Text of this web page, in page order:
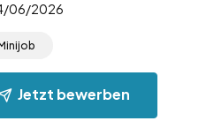
06/2026
Jetzt bewerben